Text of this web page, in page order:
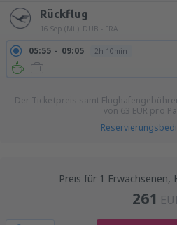
Rückflug
16 Sep (Mi.) DUB - FRA
05:55 09:05 2h 10min
Der Ticketpreis samt
von 63 EUR pro
Preis für 1 Erwachsenen,
261